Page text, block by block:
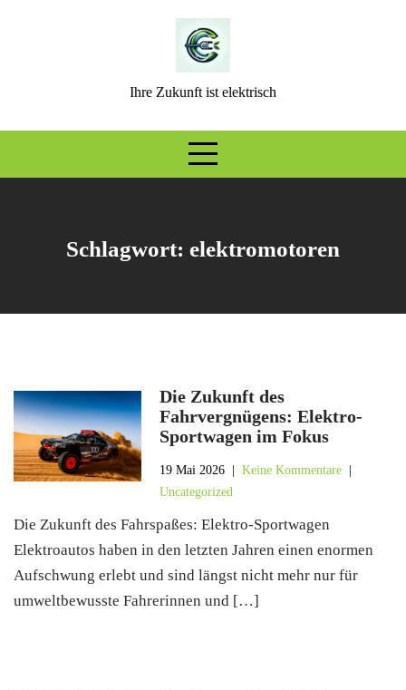
Ihre Zukunft ist elektrisch
Schlagwort: elektromotoren
Die Zukunft des
Fahrvergnügens: Elektro-
Sportwagen im Fokus
19 Mai 2026 |Keine Kommentare
Uncategorized
Die Zukunft des Fahrspaßes: Elektro-Sportwagen
Elektroautos haben in den letzten Jahren einen enormen
Aufschwung erlebt und sind längst nicht mehr nur für
umweltbewusste Fahrerinnen und […]